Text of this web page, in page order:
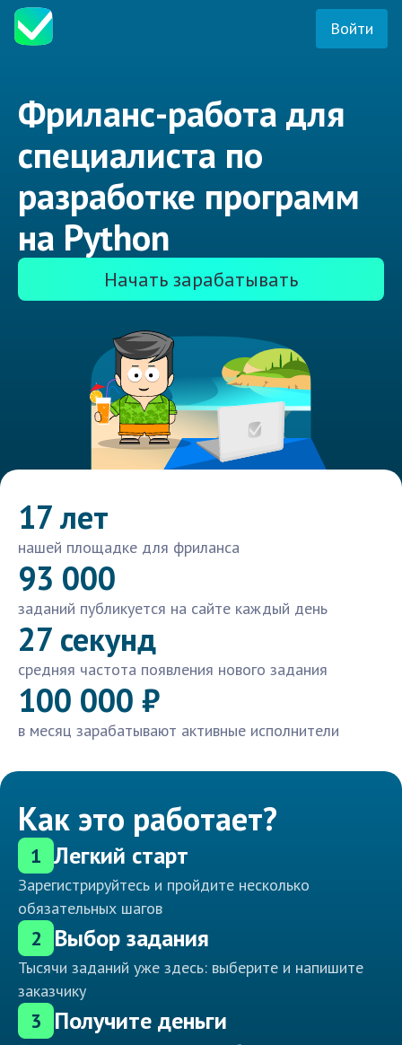
Войти
Фриланс-работа для
специалиста по
разработке программ
на Python
Начать зарабатывать
17 лет
нашей площадке для фриланса
93 000
заданий публикуется на сайте каждый день
27 секунд
средняя частота появления нового задания
100 000 ₽
в месяц зарабатывают активные исполнители
Как это работает?
1 Легкий старт
Зарегистрируйтесь и пройдите несколько
обязательных шагов
2 Выбор задания
Тысячи заданий уже здесь: выберите и напишите
заказчику
3 Получите деньги